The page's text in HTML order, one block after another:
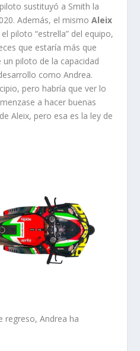
sustituyó a Smith la
Además, el mismoAleix
piloto “estrella” del equipo,
que estaría más que
piloto de la capacidad
como Andrea.
pero habría que ver lo
a hacer buenas
Aleix, pero esa es la ley de
regreso, Andrea ha